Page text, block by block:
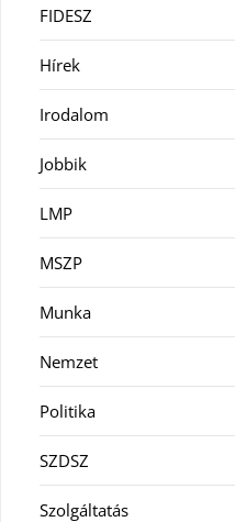
FIDESZ
Hírek
Irodalom
Jobbik
LMP
MSZP
Munka
Nemzet
Politika
SZDSZ
Szolgáltatás